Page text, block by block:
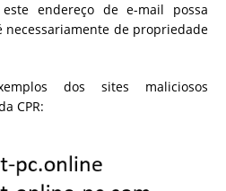
endereço de e-mail possa
necessariamente de propriedade
dos sites maliciosos
CPR: